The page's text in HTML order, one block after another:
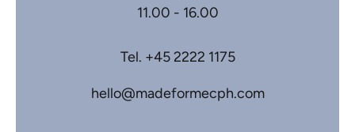
11.00 - 16.00
Tel. +45 2222 1175
hello@madeformecph.com